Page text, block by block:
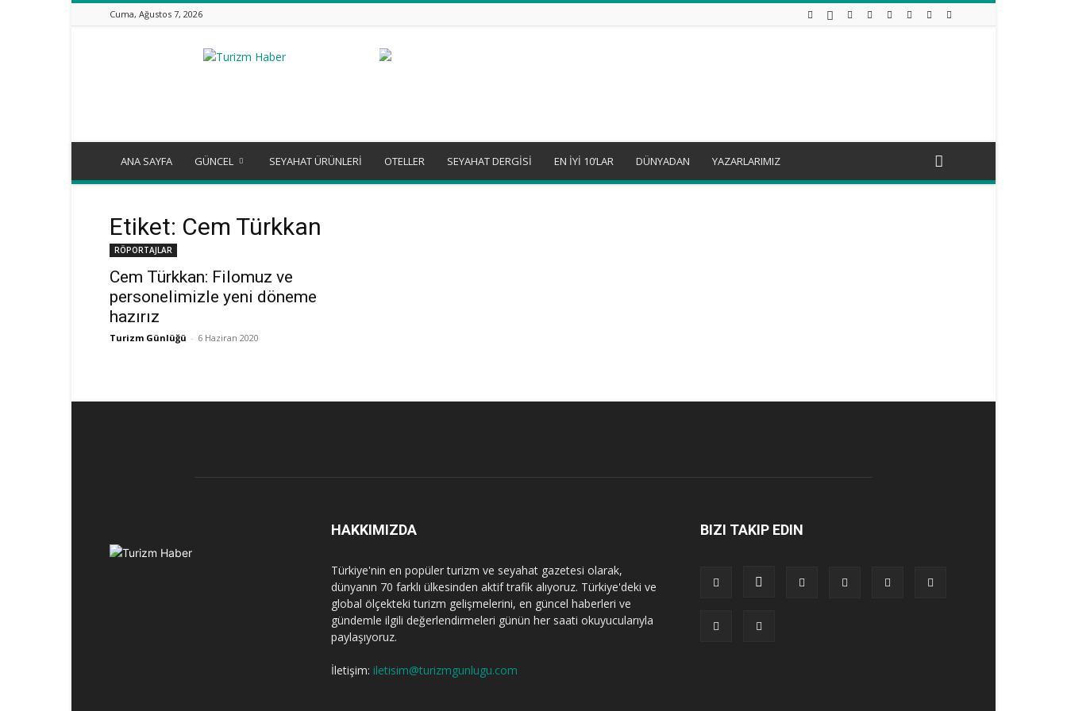
Cuma, Ağustos 7, 2026
Turizm
ANA SAYFA GÜNCEL SEYAHAT ÜRÜNLERİ OTELLER SEYAHAT DERGİSİ EN İYİ 10’LAR DÜNYADAN YAZARLARIMIZ
Etiket: Cem Türkkan
RÖPORTAJLAR
Cem Türkkan: Filomuz ve
personelimizle yeni döneme
hazırız
Turizm Günlüğü - 6 Haziran 2020
HAKKIMIZDA
Türkiye'nin en popüler turizm ve seyahat gazetesi olarak,
dünyanın 70 farklı ülkesinden aktif trafik alıyoruz. Türkiye'deki ve
global ölçekteki turizm gelişmelerini, en güncel haberleri ve
gündemle ilgili değerlendirmeleri günün her saati okuyucularıyla
paylaşıyoruz.
İletişim: iletisim@turizmgunlugu.com
BIZI TAKIP EDIN